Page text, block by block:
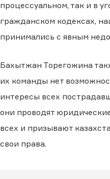
процессуальном, так и в
гражданском кодексах,
принимались с явным
Бахытжан Торегожина
их команды нет
интересы всех
они проводят
всех и призывают
свои права.